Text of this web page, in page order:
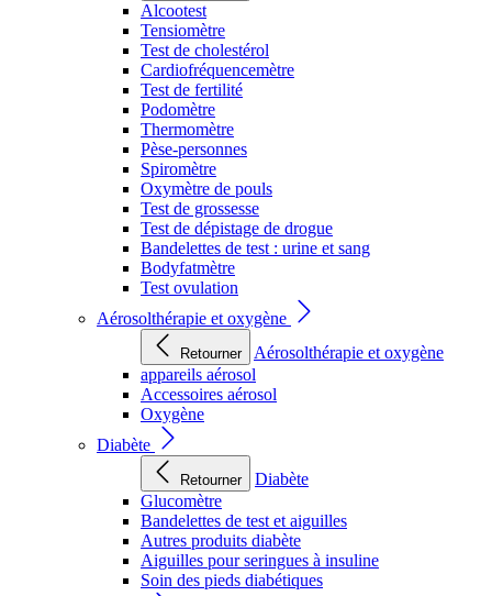
Alcootest
Tensiomètre
Test de cholestérol
Cardiofréquencemètre
Test de fertilité
Podomètre
Thermomètre
Pèse-personnes
Spiromètre
Oxymètre de pouls
Test de grossesse
Test de dépistage de drogue
Bandelettes de test : urine et sang
Bodyfatmètre
Test ovulation
Aérosolthérapie et oxygène
Retourner
Aérosolthérapie et oxygène
appareils aérosol
Accessoires aérosol
Oxygène
Diabète
Retourner
Diabète
Glucomètre
Bandelettes de test et aiguilles
Autres produits diabète
Aiguilles pour seringues à insuline
Soin des pieds diabétiques